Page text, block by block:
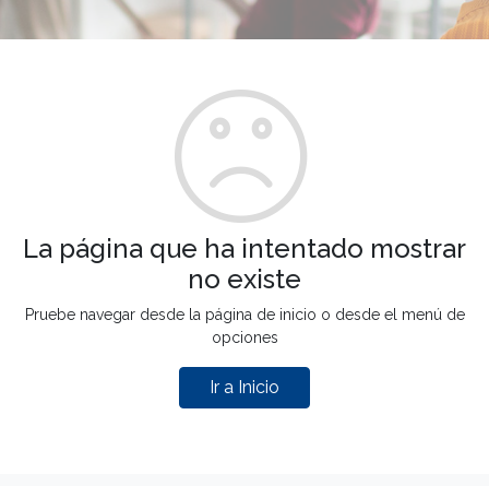
La página que ha intentado mostrar
no existe
Pruebe navegar desde la página de inicio o desde el menú de
opciones
Ir a Inicio